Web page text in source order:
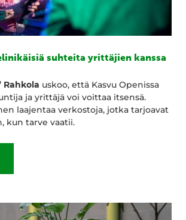
suhteita yrittäjien kanssa
Rahkola uskoo, että Kasvu Openissa
ja yrittäjä voi voittaa itsensä.
laajentaa verkostoja, jotka tarjoavat
kun tarve vaatii.